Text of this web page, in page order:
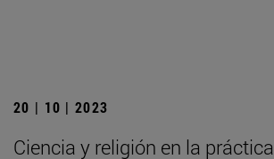
20 | 10 | 2023
Ciencia y religión en la práctica